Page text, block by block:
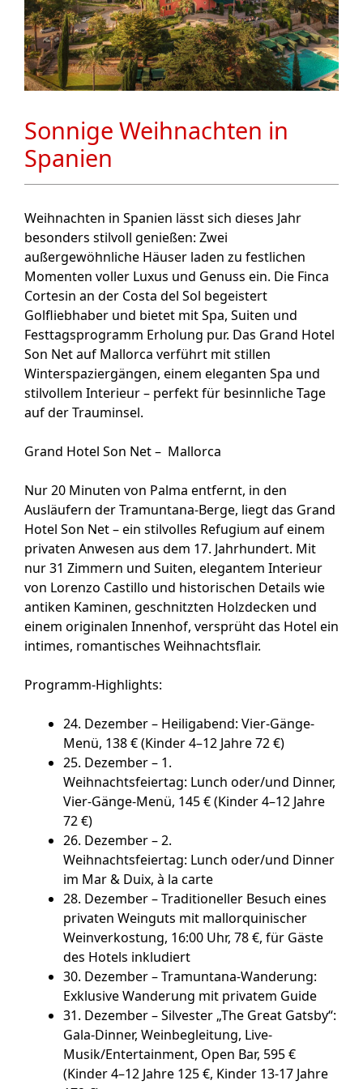
Sonnige Weihnachten in
Spanien
Weihnachten in Spanien lässt sich dieses Jahr
besonders stilvoll genießen: Zwei
außergewöhnliche Häuser laden zu festlichen
Momenten voller Luxus und Genuss ein. Die Finca
Cortesin an der Costa del Sol begeistert
Golfliebhaber und bietet mit Spa, Suiten und
Festtagsprogramm Erholung pur. Das Grand Hotel
Son Netauf Mallorca verführt mit stillen
Winterspaziergängen, einem eleganten Spa und
stilvollem Interieur – perfekt für besinnliche Tage
auf der Trauminsel.
Grand Hotel Son Net – Mallorca
Nur 20 Minuten von Palma entfernt, in den
Ausläufern der Tramuntana-Berge, liegt das Grand
Hotel Son Net – ein stilvolles Refugium auf einem
privaten Anwesen aus dem 17. Jahrhundert. Mit
nur 31 Zimmern und Suiten, elegantem Interieur
von Lorenzo Castillo und historischen Details wie
antiken Kaminen, geschnitzten Holzdecken und
einem originalen Innenhof, versprüht das Hotel ein
intimes, romantisches Weihnachtsflair.
Programm-Highlights:
24. Dezember – Heiligabend: Vier-Gänge-
Menü, 138 € (Kinder 4–12 Jahre 72 €)
25. Dezember – 1.
Weihnachtsfeiertag: Lunch oder/und Dinner,
Vier-Gänge-Menü, 145 € (Kinder 4–12 Jahre
72 €)
26. Dezember – 2.
Weihnachtsfeiertag: Lunch oder/und Dinner
im Mar & Duix, à la carte
28. Dezember – Traditioneller Besuch eines
privaten Weinguts mit mallorquinischer
Weinverkostung, 16:00 Uhr, 78 €, für Gäste
des Hotels inkludiert
30. Dezember – Tramuntana-Wanderung:
Exklusive Wanderung mit privatem Guide
31. Dezember – Silvester „The Great Gatsby“:
Gala-Dinner, Weinbegleitung, Live-
Musik/Entertainment, Open Bar, 595 €
(Kinder 4–12 Jahre 125 €, Kinder 13-17 Jahre